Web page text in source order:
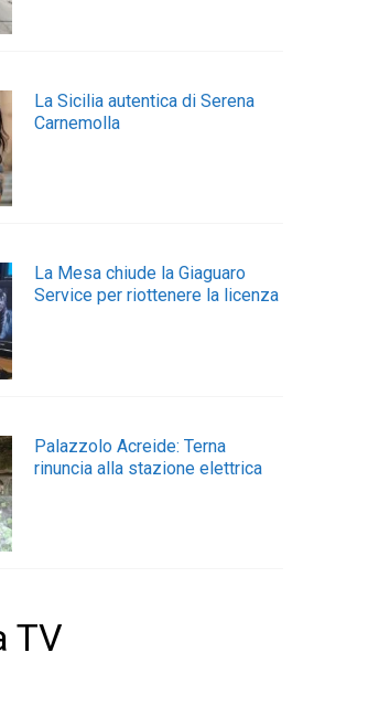
La Sicilia autentica di Serena
Carnemolla
La Mesa chiude la Giaguaro
Service per riottenere la licenza
Palazzolo Acreide: Terna
rinuncia alla stazione elettrica
TV